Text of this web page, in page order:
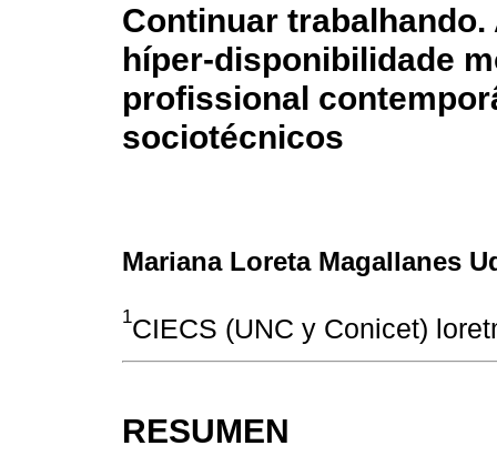
Continuar
híper-disponibilidade
profissional
sociotécnicos
Mariana Loreta Magallanes
1CIECS (UNC y Conicet)
RESUMEN